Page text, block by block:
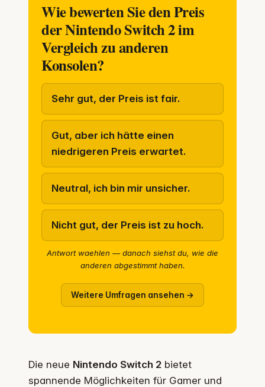
Wie bewerten Sie den Preis
der Nintendo Switch 2 im
Vergleich zu anderen
Konsolen?
Sehr gut, der Preis ist fair.
Gut, aber ich hätte einen
niedrigeren Preis erwartet.
Neutral, ich bin mir unsicher.
Nicht gut, der Preis ist zu hoch.
Antwort waehlen — danach siehst du, wie die
anderen abgestimmt haben.
Weitere Umfragen ansehen →
Die neue Nintendo Switch 2 bietet
spannende Möglichkeiten für Gamer und